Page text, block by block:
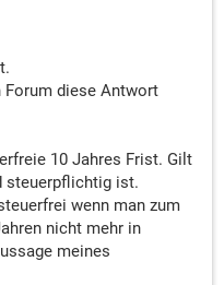
Forum diese Antwort
10 Jahres Frist. Gilt
steuerpflichtig ist.
wenn man zum
nicht mehr in
meines